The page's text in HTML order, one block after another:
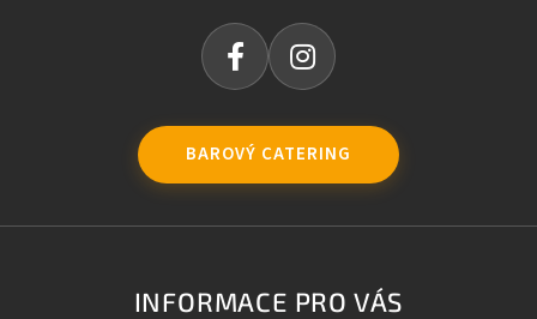
BAROVÝ CATERING
INFORMACE PRO VÁS